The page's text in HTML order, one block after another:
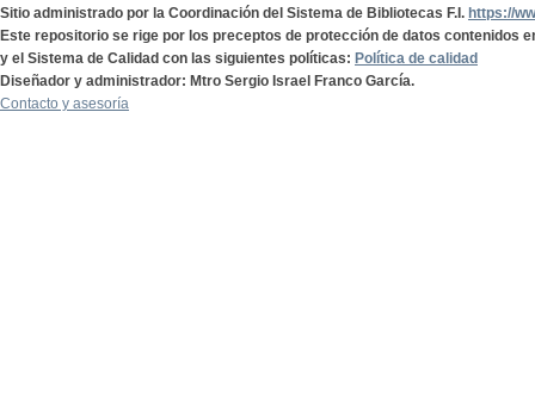
Sitio administrado por la Coordinación del Sistema de Bibliotecas F.I. https://
Este repositorio se rige por los preceptos de protección de datos contenidos
y el Sistema de Calidad con las siguientes políticas: Política de calidad
Diseñador y administrador: Mtro Sergio Israel Franco García.
Contacto y asesoría